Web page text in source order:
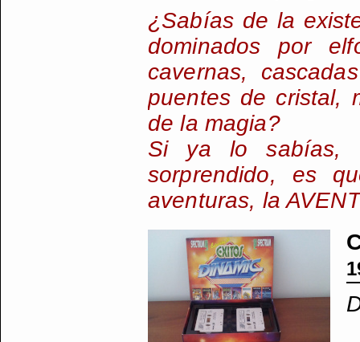
¿Sabías de la
dominados por
cavernas,
puentes de cristal,
de la magia?
Si ya lo sabías,
sorprendido, es
aventuras, la